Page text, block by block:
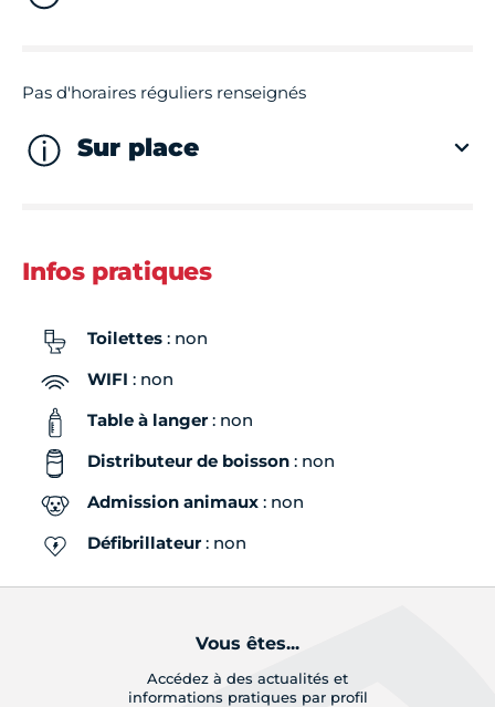
Pas d'horaires réguliers renseignés
Sur place
Infos pratiques
Toilettes : non
WIFI : non
Table à langer: non
Distributeur de boisson : non
Admission animaux : non
Défibrillateur: non
Vous êtes...
Accédez à des actualités et
informations pratiques par profil